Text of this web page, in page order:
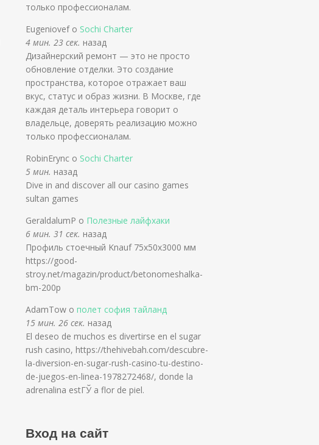
только профессионалам.
Eugeniovef о Sochi Charter
4 мин. 23 сек. назад
Дизайнерский ремонт — это не просто
обновление отделки. Это создание
пространства, которое отражает ваш
вкус, статус и образ жизни. В Москве, где
каждая деталь интерьера говорит о
владельце, доверять реализацию можно
только профессионалам.
RobinErync о Sochi Charter
5 мин. назад
Dive in and discover all our casino games
sultan games
GeraldalumP о Полезные лайфхаки
6 мин. 31 сек. назад
Профиль стоечный Knauf 75х50x3000 мм
https://good-
stroy.net/magazin/product/betonomeshalka-
bm-200p
AdamTow о полет софия тайланд
15 мин. 26 сек. назад
El deseo de muchos es divertirse en el sugar
rush casino, https://thehivebah.com/descubre-
la-diversion-en-sugar-rush-casino-tu-destino-
de-juegos-en-linea-1978272468/, donde la
adrenalina estГЎ a flor de piel.
Вход на сайт